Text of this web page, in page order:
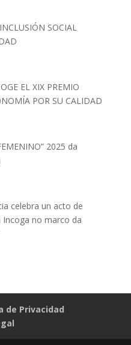
SOCIAL
EL XIX PREMIO
POR SU CALIDAD
2025 da
celebra un acto de
no marco da
de Privacidad